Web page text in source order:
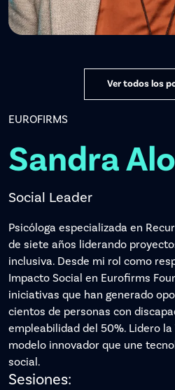
Ver todos los
EUROFIRMS
Sandra
Social Leader
Psicóloga especializada en
de siete años liderando
inclusiva. Desde mi rol como
Impacto Social en Eurofirms
iniciativas que han generado
cientos de personas con
empleabilidad del 50%. Lidero la
modelo innovador que une
social.
Sesiones: